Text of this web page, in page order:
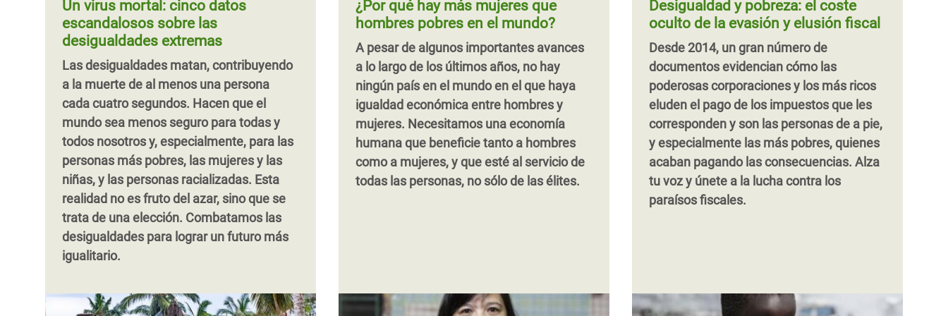
los servicios públicos para que las
personas más pobres puedan
beneficiarse de ellos. Desde sus trabajos,
ellas luchan contra la desigualdad cada
día.
su historia y únete a ella en su lucha
contra la desigualdad.
desigualdad.
anterior
página
miles
siglas en inglés) que afirma que emp
Paginación
Página
anterior
‹‹ Página 3Siguiente
página
››
más ricas deben tributar lo que les
corresponde justamente. Esto contribuirá
existente tanto entre ricos y pobres como
entre mujeres y hombres.
colectiva a todo ello, constituye un
enorme potencial para transformar el
mundo en el que vivimos. Este informe
busca explorar los retos y las
oportunidades que tienen las mujeres
trabajadoras en Europa, especialmente
aquellas con empleos precarios y bajos
salarios.
pequeños productores agrarios en vez de
Un virus mortal: cinco datos
escandalosos sobre las
desigualdades extremas
Las desigualdades matan, contribuyendo
a la muerte de al menos una persona
cada cuatro segundos. Hacen que el
mundo sea menos seguro para todas y
todos nosotros y, especialmente, para las
personas más pobres, las mujeres y las
niñas, y las personas racializadas. Esta
realidad no es fruto del azar, sino que se
trata de una elección. Combatamos las
desigualdades para lograr un futuro más
igualitario.
¿Por qué hay más mujeres que
hombres pobres en el mundo?
A pesar de algunos importantes avances
a lo largo de los últimos años, no hay
ningún país en el mundo en el que haya
igualdad económica entre hombres y
mujeres. Necesitamos una economía
humana que beneficie tanto a hombres
como a mujeres, y que esté al servicio de
todas las personas, no sólo de las élites.
Desigualdad y pobreza: el coste
oculto de la evasión y elusión fiscal
Desde 2014, un gran número de
documentos evidencian cómo las
poderosas corporaciones y los más ricos
eluden el pago de los impuestos que les
corresponden y son las personas de a pie,
y especialmente las más pobres, quienes
acaban pagando las consecuencias. Alza
tu voz y únete a la lucha contra los
paraísos fiscales.